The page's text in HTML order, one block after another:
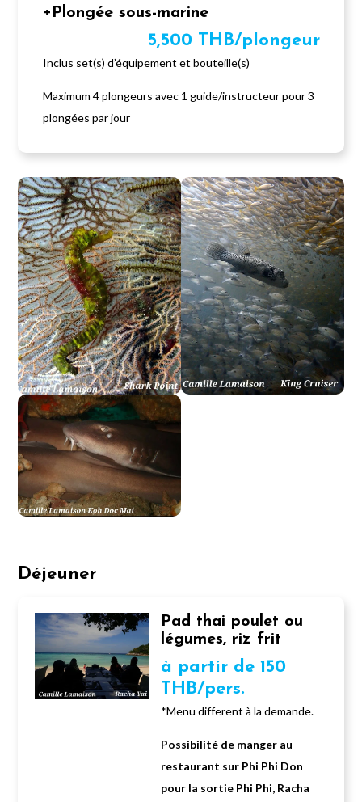
+Plongée sous-marine
5,500 THB/plongeur
Inclus set(s) d’équipement et bouteille(s)
Maximum 4 plongeurs avec 1 guide/instructeur pour 3
plongées par jour
Déjeuner
Pad thai poulet ou
légumes, riz frit
à partir de 150
THB/pers.
*Menu different à la demande.
Possibilité de manger au
restaurant sur Phi Phi Don
pour la sortie Phi Phi, Racha